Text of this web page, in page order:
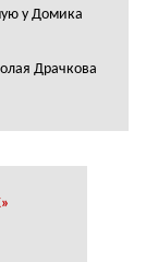
у Домика
Драчкова